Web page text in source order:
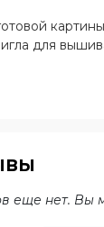
для
еще нет. Вы